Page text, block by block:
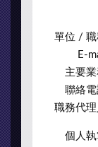
單位 / 職
E-
主要
聯絡
職務代理
個人執